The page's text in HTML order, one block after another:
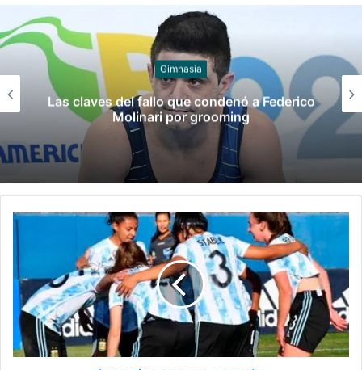
Juegos
Late el Sur: la canción de los Juegos
Suramericanos compuesta por mujeres